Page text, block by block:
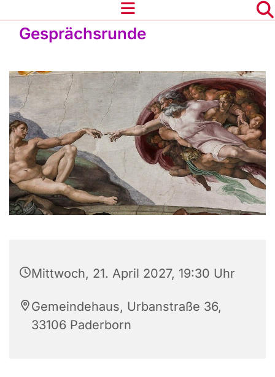
Gesprächsrunde
Mittwoch, 21. April 2027, 19:30 Uhr
Gemeindehaus, Urbanstraße 36,
33106 Paderborn